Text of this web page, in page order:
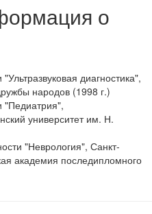
о
диагностика",
народов (1998 г.)
"Педиатрия",
университет им. Н.
"Неврология", Санкт-
академия последипломного